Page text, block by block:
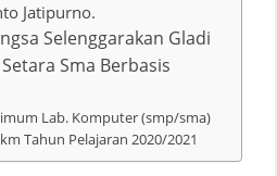
Jatipurno.
Selenggarakan Gladi
Sma Berbasis
Lab. Komputer (smp/sma)
Tahun Pelajaran 2020/2021